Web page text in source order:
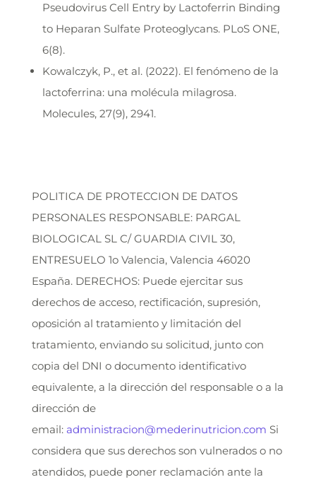
Pseudovirus Cell Entry by Lactoferrin Binding
to Heparan Sulfate Proteoglycans. PLoS ONE,
6(8).
Kowalczyk, P., et al. (2022). El fenómeno de la
lactoferrina: una molécula milagrosa.
Molecules, 27(9), 2941.
POLITICA DE PROTECCION DE DATOS
PERSONALES RESPONSABLE: PARGAL
BIOLOGICAL SL C/ GUARDIA CIVIL 30,
ENTRESUELO 1o Valencia, Valencia 46020
España. DERECHOS: Puede ejercitar sus
derechos de acceso, rectificación, supresión,
oposición al tratamiento y limitación del
tratamiento, enviando su solicitud, junto con
copia del DNI o documento identificativo
equivalente, a la dirección del responsable o a la
dirección de
email: administracion@mederinutricion.com Si
considera que sus derechos son vulnerados o no
atendidos, puede poner reclamación ante la